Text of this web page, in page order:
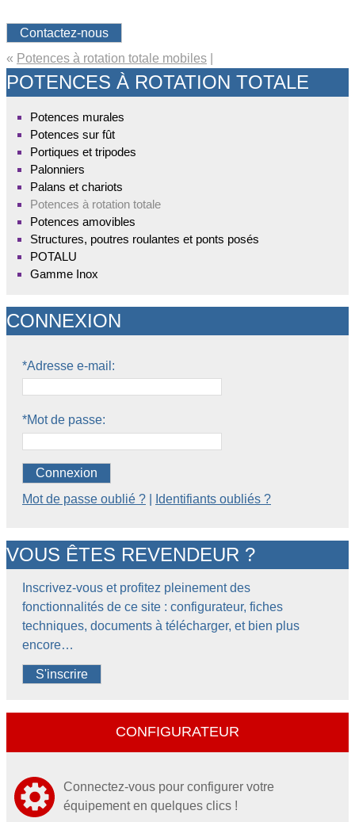
Contactez-nous
« Potences à rotation totale mobiles
POTENCES À ROTATION TOTALE
Potences murales
Potences sur fût
Portiques et tripodes
Palonniers
Palans et chariots
Potences à rotation totale
Potences amovibles
Structures, poutres roulantes et ponts posés
POTALU
Gamme Inox
CONNEXION
*Adresse e-mail:
*Mot de passe:
Connexion
Mot de passe oublié ?
Identifiants oubliés ?
VOUS ÊTES REVENDEUR ?
Inscrivez-vous et profitez pleinement des
fonctionnalités de ce site : configurateur, fiches
techniques, documents à télécharger, et bien plus
encore…
S'inscrire
CONFIGURATEUR
Connectez-vous pour configurer votre
équipement en quelques clics !